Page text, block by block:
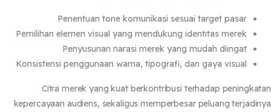
Penentuan tone komunikasi sesuai target pasar
Pemilihan elemen visual yang mendukung identitas merek
Penyusunan narasi merek yang mudah diingat
Konsistensi penggunaan warna, tipografi, dan gaya visual
Citra merek yang kuat berkontribusi terhadap
kepercayaan audiens, sekaligus memperbesar peluang